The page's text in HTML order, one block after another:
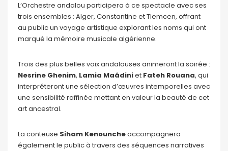
L’Orchestre andalou participera à ce spectacle avec ses
trois ensembles : Alger, Constantine et Tlemcen, offrant
au public un voyage artistique explorant les noms qui ont
marqué la mémoire musicale algérienne.
Trois des plus belles voix andalouses animeront la soirée :
Nesrine Ghenim, Lamia Maâdiniet Fateh Rouana, qui
interpréteront une sélection d’œuvres intemporelles avec
une sensibilité raffinée mettant en valeur la beauté de cet
art ancestral.
La conteuse Siham Kenouncheaccompagnera
également le public à travers des séquences narratives